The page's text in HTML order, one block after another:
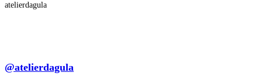
atelierdagula
@atelierdagula